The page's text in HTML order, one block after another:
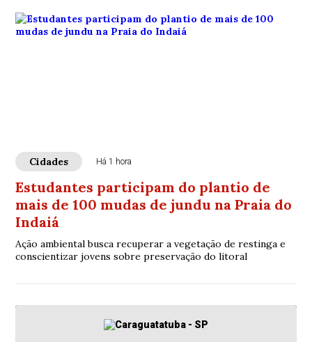
Cidades Há 1 hora
Estudantes participam do plantio de
mais de 100 mudas de jundu na Praia do
Indaiá
Ação ambiental busca recuperar a vegetação de restinga e
conscientizar jovens sobre preservação do litoral